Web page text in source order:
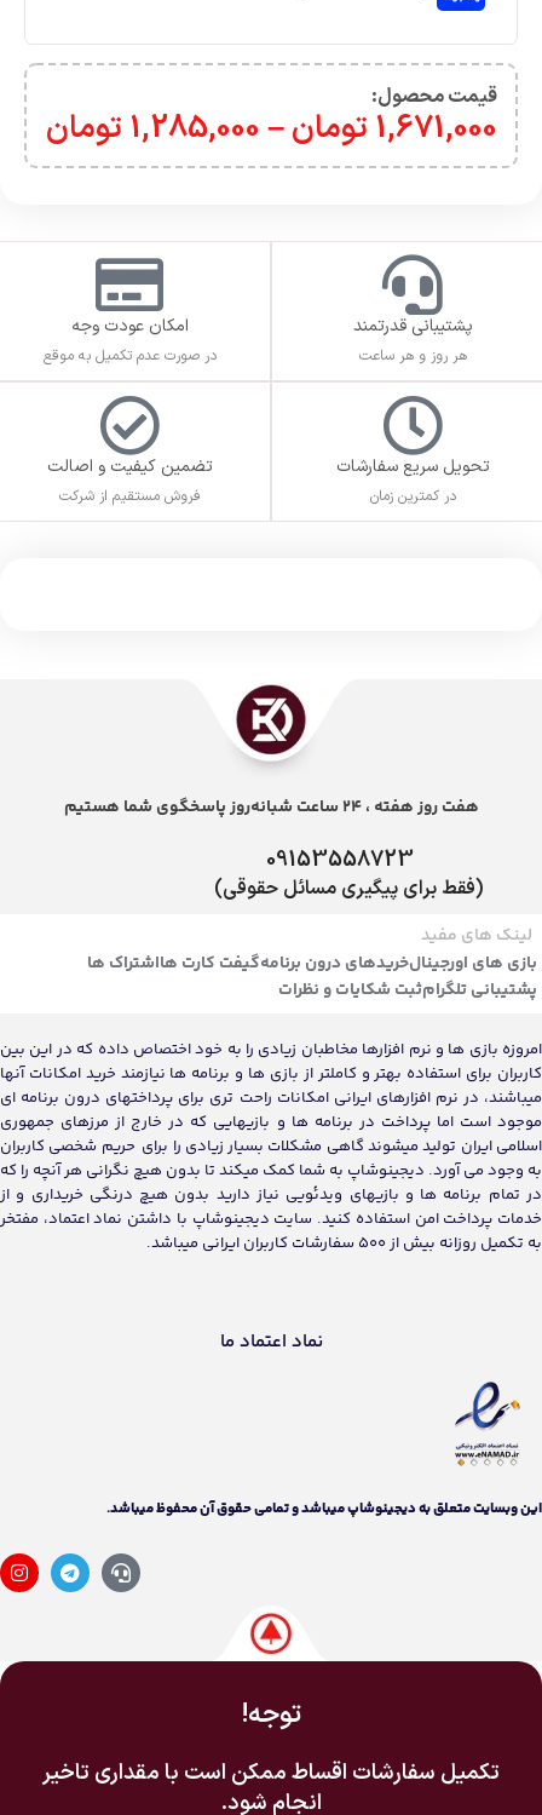
قیمت محصول:​
1,671,000 تومان–
1,285,000 تومان
پشتیبانی قدرتمند
هر روز و هر ساعت
امکان عودت وجه
در صورت عدم تکمیل به موقع
تحویل سریع سفارشات
در کمترین زمان
تضمین کیفیت و اصالت
فروش مستقیم از شرکت
هفت روز هفته ، 24 ساعت شبانه‌روز پاسخگوی شما هستیم
09153558723
(فقط برای پیگیری مسائل حقوقی)
لینک های مفید
بازی های اورجینالخریدهای درون برنامهگیفت کارت هااشتراک ها
پشتیبانی تلگرامثبت شکایات و نظرات
امروزه بازی ها و نرم افزارها مخاطبان زیادی را به خود اختصاص داده که در این بین
کاربران برای استفاده بهتر و کاملتر از بازی ها و برنامه ها نیازمند خرید امکانات آنها
میباشند، در نرم افزارهای ایرانی امکانات راحت تری برای پرداختهای درون برنامه ای
موجود است اما پرداخت در برنامه ها و بازیهایی که در خارج از مرزهای جمهوری
اسلامی ایران تولید میشوند گاهی مشکلات بسیار زیادی را برای حریم شخصی کاربران
به وجود می آورد. دیجینوشاپ به شما کمک میکند تا بدون هیچ نگرانی هر آنچه را که
در تمام برنامه ها و بازیهای ویدئویی نیاز دارید بدون هیچ درنگی خریداری و از
خدمات پرداخت امن استفاده کنید. سایت دیجینوشاپ با داشتن نماد اعتماد، مفتخر
به تکمیل روزانه بیش از 500 سفارشات کاربران ایرانی میباشد.
نماد اعتماد ما
اين وبسايت متعلق به دیجینوشاپ ميباشد و تمامی حقوق آن محفوظ ميباشد.
توجه!
تکمیل سفارشات اقساط ممکن است با مقداری تاخیر
انجام شود.